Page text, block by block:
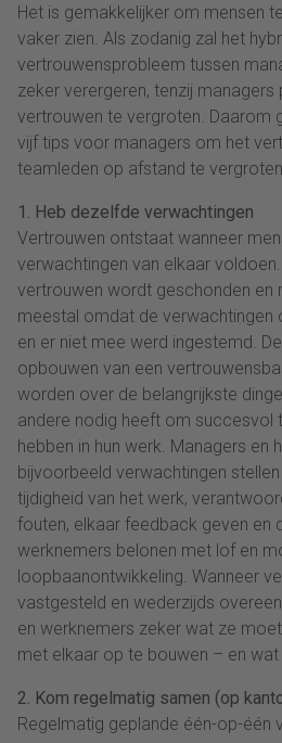
Het is gemakkelijker om mensen
vaker zien. Als zodanig zal het
vertrouwensprobleem tussen
zeker verergeren, tenzij
vertrouwen te vergroten. Daarom
vijf tips voor managers om het
teamleden op afstand te vergroten.
1. Heb dezelfde verwachtingen
Vertrouwen ontstaat wanneer
verwachtingen van elkaar
vertrouwen wordt geschonden en
meestal omdat de verwachtingen
en er niet mee werd ingestemd.
opbouwen van een
worden over de belangrijkste
andere nodig heeft om succesvol
hebben in hun werk. Managers en
bijvoorbeeld verwachtingen
tijdigheid van het werk,
fouten, elkaar feedback geven en
werknemers belonen met lof en
loopbaanontwikkeling. Wanneer
vastgesteld en wederzijds
en werknemers zeker wat ze
met elkaar op te bouwen – en wat
2. Kom regelmatig samen (op
Regelmatig geplande één-op-één